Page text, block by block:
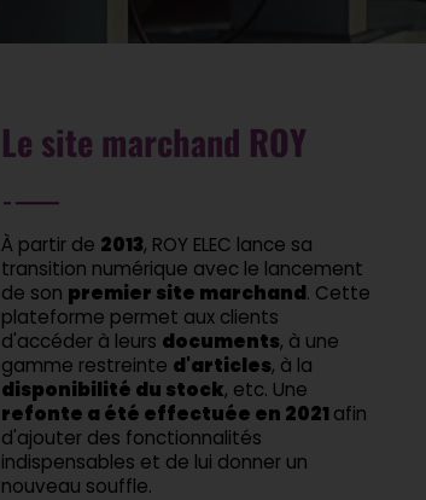
Le site marchand ROY
À partir de 2013, ROY ELEC lance sa
transition numérique avec le lancement
de son premier site marchand. Cette
plateforme permet aux clients
d'accéder à leurs documents, à une
gamme restreinte d'articles, à la
disponibilité du stock, etc. Une
refonte a été effectuée en 2021 afin
d'ajouter des fonctionnalités
indispensables et de lui donner un
nouveau souffle.